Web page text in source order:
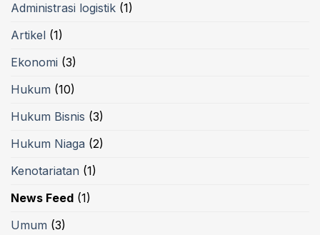
Administrasi logistik (1)
Artikel (1)
Ekonomi (3)
Hukum (10)
Hukum Bisnis (3)
Hukum Niaga (2)
Kenotariatan (1)
News Feed (1)
Umum (3)